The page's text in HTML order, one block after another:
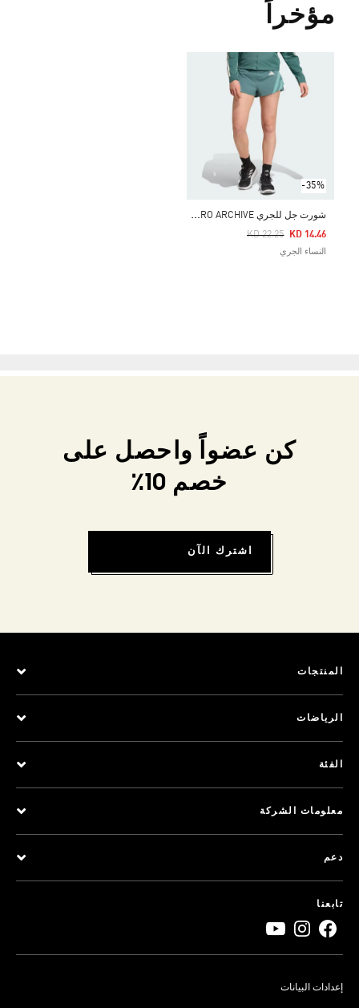
مؤخراً
-35%
ش
ورت جل للجري ADIZERO ARCHIVE من أديداس
Price Reduced From
KD 22.25
To KD 14.46
النساء الجري
كن عضواً واحصل على
خصم 10٪
اشترك الآن
المنتجات
الرياضات
الفئة
معلومات الشركة
دعم
تابعنا
إعدادات البيانات